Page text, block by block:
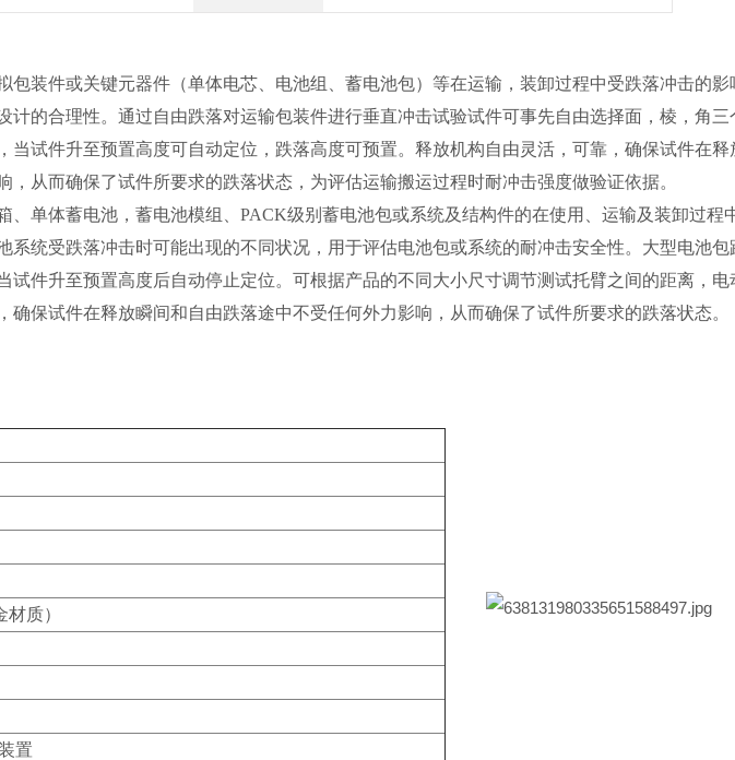
包装件或关键元器件（单体电芯、电池组、蓄电池包）等在运输，装卸过程中受跌落冲击的影
计的合理性。通过自由跌落对运输包装件进行垂直冲击试验试件可事先自由选择面，棱，角三
当试件升至预置高度可自动定位，跌落高度可预置。释放机构自由灵活，可靠，确保试件在释
，从而确保了试件所要求的跌落状态，为评估运输搬运过程时耐冲击强度做验证依据。
、单体蓄电池，蓄电池模组、PACK级别蓄电池包或系统及结构件的在使用、运输及装卸过程
系统受跌落冲击时可能出现的不同状况，用于评估电池包或系统的耐冲击安全性。大型电池包
试件升至预置高度后自动停止定位。可根据产品的不同大小尺寸调节测试托臂之间的距离，电
确保试件在释放瞬间和自由跌落途中不受任何外力影响，从而确保了试件所要求的跌落状态。
材质）
置